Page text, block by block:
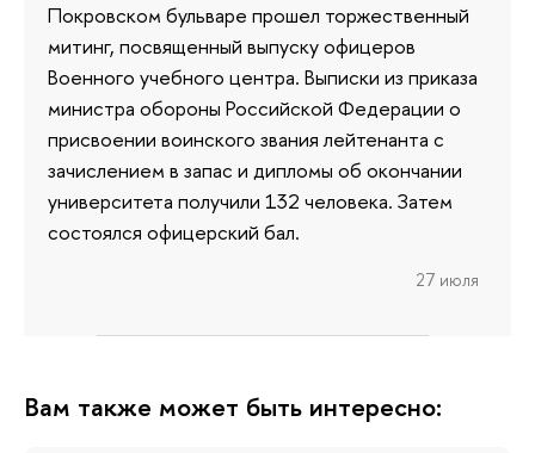
Покровском бульваре прошел торжественный
митинг, посвященный выпуску офицеров
Военного учебного центра. Выписки из приказа
министра обороны Российской Федерации о
присвоении воинского звания лейтенанта с
зачислением в запас и дипломы об окончании
университета получили 132 человека. Затем
состоялся офицерский бал.
27 июля
Вам также может быть интересно: